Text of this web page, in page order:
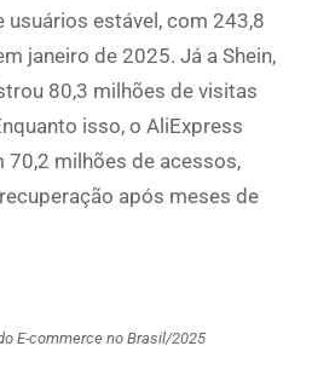
usuários estável, com 243,8
janeiro de 2025. Já a Shein,
80,3 milhões de visitas
isso, o AliExpress
70,2 milhões de acessos,
após meses de
E-commerce no Brasil/2025